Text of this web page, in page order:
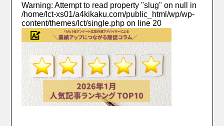
Warning: Attempt to read property "slug" on null in
/home/lct-xs01/a4kikaku.com/public_html/wp/wp-
content/themes/lct/single.php on line 20